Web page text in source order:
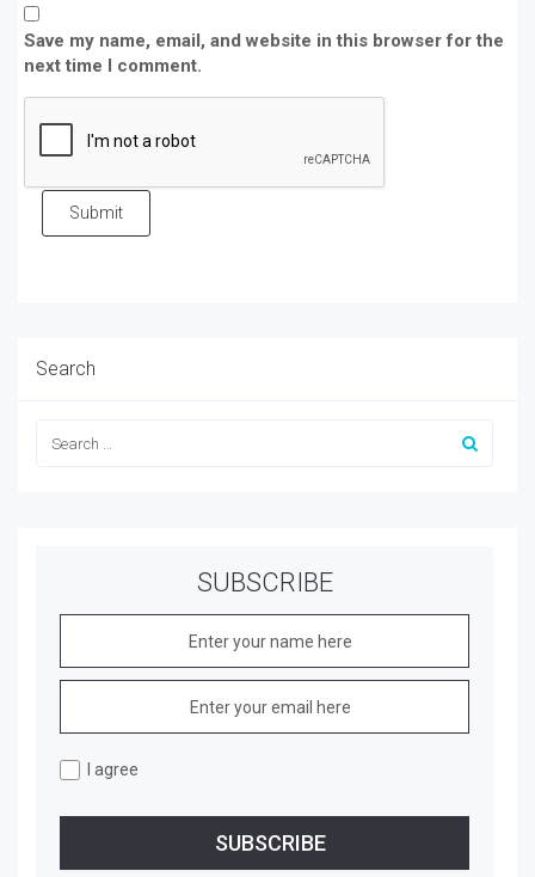
Save my name, email, and website in this browser for the
next time I comment.
Submit
Search
SUBSCRIBE
I agree